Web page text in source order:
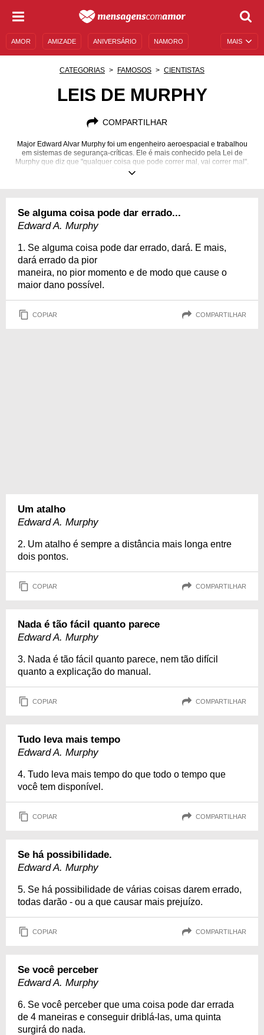
MAIS
AMOR AMIZADE ANIVERSÁRIO NAMORO
CATEGORIAS FAMOSOS CIENTISTAS
LEIS DE MURPHY
COMPARTILHAR
Major Edward Alvar Murphy foi um engenheiro aeroespacial e trabalhou
em sistemas de segurança-críticas. Ele é mais conhecido pela Lei de
Murphy que diz que "qualquer coisa que pode correr mal, vai correr mal".
Você acredita nisso?
Se alguma coisa pode dar errado...
Edward A. Murphy
1. Se alguma coisa pode dar errado, dará. E mais,
dará errado da pior
maneira, no pior momento e de modo que cause o
maior dano possível.
COPIAR COMPARTILHAR
Um atalho
Edward A. Murphy
2. Um atalho é sempre a distância mais longa entre
dois pontos.
COPIAR COMPARTILHAR
Nada é tão fácil quanto parece
Edward A. Murphy
3. Nada é tão fácil quanto parece, nem tão difícil
quanto a explicação do manual.
COPIAR COMPARTILHAR
Tudo leva mais tempo
Edward A. Murphy
4. Tudo leva mais tempo do que todo o tempo que
você tem disponível.
COPIAR COMPARTILHAR
Se há possibilidade.
Edward A. Murphy
5. Se há possibilidade de várias coisas darem errado,
todas darão - ou a que causar mais prejuízo.
COPIAR COMPARTILHAR
Se você perceber
Edward A. Murphy
6. Se você perceber que uma coisa pode dar errada
de 4 maneiras e conseguir driblá-las, uma quinta
surgirá do nada.